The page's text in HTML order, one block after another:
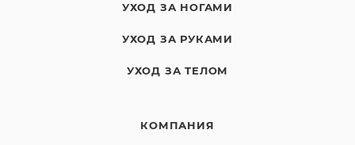
УХОД ЗА НОГАМИ
УХОД ЗА РУКАМИ
УХОД ЗА ТЕЛОМ
КОМПАНИЯ